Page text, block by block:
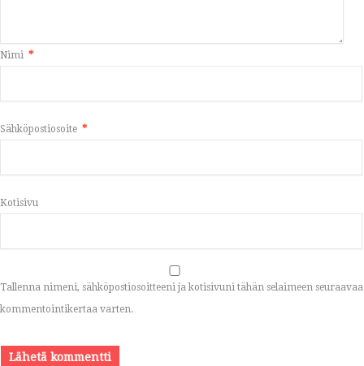
Nimi *
Sähköpostiosoite *
Kotisivu
Tallenna nimeni, sähköpostiosoitteeni ja kotisivuni tähän selaimeen seuraavaa
kommentointikertaa varten.